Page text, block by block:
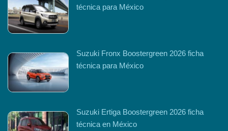
técnica para México
Suzuki Fronx Boostergreen 2026 ficha
técnica para México
Suzuki Ertiga Boostergreen 2026 ficha
técnica en México